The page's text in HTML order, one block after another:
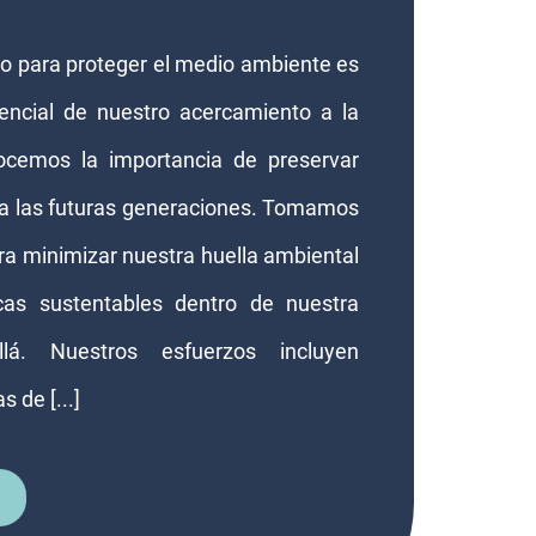
para proteger el medio ambiente es
de nuestro acercamiento a la
la importancia de preservar
las futuras generaciones. Tomamos
minimizar nuestra huella ambiental
sustentables dentro de nuestra
Nuestros esfuerzos incluyen
de [...]